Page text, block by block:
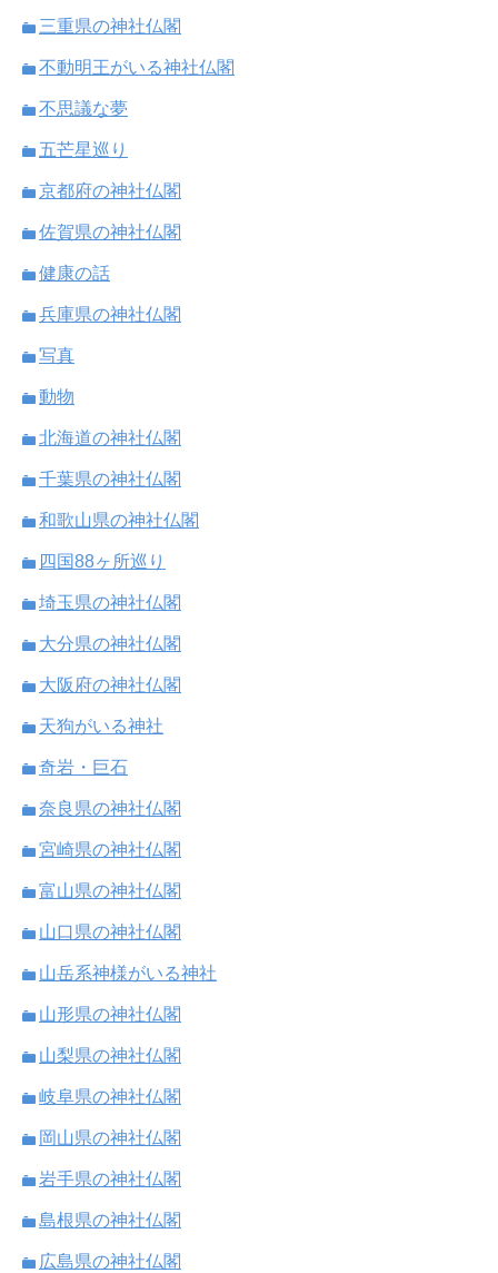
三重県の神社仏閣
不動明王がいる神社仏閣
不思議な夢
五芒星巡り
京都府の神社仏閣
佐賀県の神社仏閣
健康の話
兵庫県の神社仏閣
写真
動物
北海道の神社仏閣
千葉県の神社仏閣
和歌山県の神社仏閣
四国88ヶ所巡り
埼玉県の神社仏閣
大分県の神社仏閣
大阪府の神社仏閣
天狗がいる神社
奇岩・巨石
奈良県の神社仏閣
宮崎県の神社仏閣
富山県の神社仏閣
山口県の神社仏閣
山岳系神様がいる神社
山形県の神社仏閣
山梨県の神社仏閣
岐阜県の神社仏閣
岡山県の神社仏閣
岩手県の神社仏閣
島根県の神社仏閣
広島県の神社仏閣